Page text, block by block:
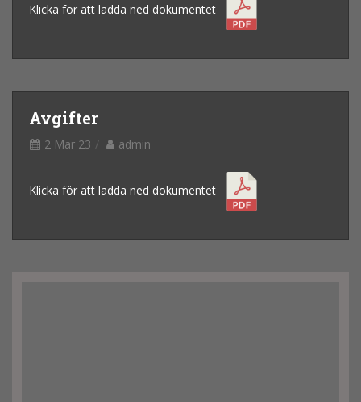
Klicka för att ladda ned dokumentet
Avgifter
2 Mar 23 admin
Klicka för att ladda ned dokumentet